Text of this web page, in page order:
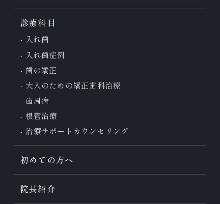
診療科目
入れ歯
入れ歯症例
歯の矯正
大人のための矯正歯科治療
歯周病
根管治療
治療サポート カウンセリング
初めての方へ
院長紹介